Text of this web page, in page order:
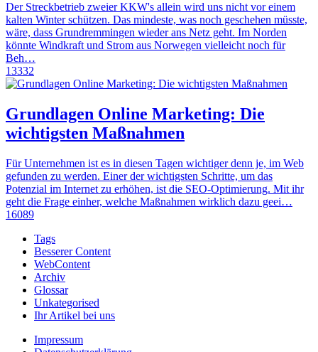
Der Streckbetrieb zweier KKW's allein wird uns nicht vor einem
kalten Winter schützen. Das mindeste, was noch geschehen müsste,
wäre, dass Grundremmingen wieder ans Netz geht. Im Norden
könnte Windkraft und Strom aus Norwegen vielleicht noch für
Beh…
13332
Grundlagen Online Marketing: Die
wichtigsten Maßnahmen
Für Unternehmen ist es in diesen Tagen wichtiger denn je, im Web
gefunden zu werden. Einer der wichtigsten Schritte, um das
Potenzial im Internet zu erhöhen, ist die SEO-Optimierung. Mit ihr
geht die Frage einher, welche Maßnahmen wirklich dazu geei…
16089
Tags
Besserer Content
WebContent
Archiv
Glossar
Unkategorised
Ihr Artikel bei uns
Impressum